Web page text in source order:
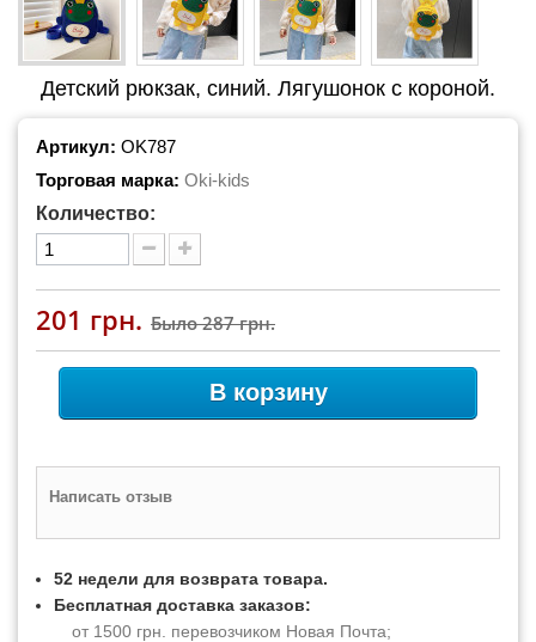
Детский рюкзак, синий. Лягушонок с короной.
Артикул: OK787
Торговая марка: Oki-kids
Количество:
201 грн. Было287 грн.
В корзину
Написать отзыв
52 недели для возврата товара.
Бесплатная доставка заказов:
от 1500 грн. перевозчиком Новая Почта;